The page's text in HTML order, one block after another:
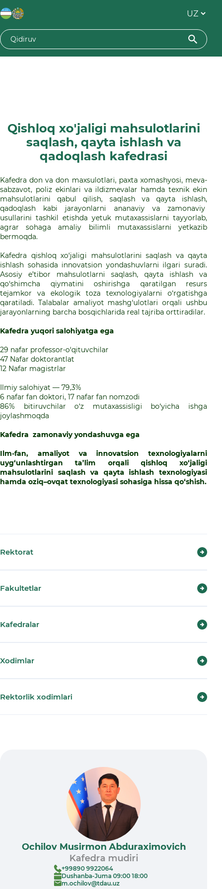
Qishloq xo'jaligi mahsulotlarini
saqlash, qayta ishlash va
qadoqlash kafedrasi
Kafedra don va don maxsulotlari, paxta xomashyosi, meva-
sabzavot, poliz ekinlari va ildizmevalar hamda texnik ekin
mahsulotlarini qabul qilish, saqlash va qayta ishlash,
qadoqlash kabi jarayonlarni ananaviy va zamonaviy
usullarini tashkil etishda yetuk mutaxassislarni tayyorlab,
agrar sohaga amaliy bilimli mutaxassislarni yetkazib
bermoqda.
Kafedra qishloq xo‘jaligi mahsulotlarini saqlash va qayta
ishlash sohasida innovatsion yondashuvlarni ilgari suradi.
Asosiy e’tibor mahsulotlarni saqlash, qayta ishlash va
qo‘shimcha qiymatini oshirishga qaratilgan resurs
tejamkor va ekologik toza texnologiyalarni o‘rgatishga
qaratiladi. Talabalar amaliyot mashg‘ulotlari orqali ushbu
jarayonlarning barcha bosqichlarida real tajriba orttiradilar.
Kafedra yuqori salohiyatga ega
29 nafar professor-o‘qituvchilar
47 Nafar doktorantlat
12 Nafar magistrlar
Ilmiy salohiyat — 79,3%
6 nafar fan doktori, 17 nafar fan nomzodi
86% bitiruvchilar o‘z mutaxassisligi bo‘yicha ishga
joylashmoqda
Kafedra zamonaviy yondashuvga ega
Ilm-fan, amaliyot va innovatsion texnologiyalarni
uyg‘unlashtirgan ta’lim orqali qishloq xo‘jaligi
mahsulotlarini saqlash va qayta ishlash texnologiyasi
hamda oziq–ovqat texnologiyasi sohasiga hissa qo‘shish.
Rektorat
Fakultetlar
Kafedralar
Xodimlar
Rektorlik xodimlari
Ochilov Musirmon Abduraximovich
Kafedra mudiri
+99890 9922064
Dushanba-Juma 09:00 18:00
m.ochilov@tdau.uz